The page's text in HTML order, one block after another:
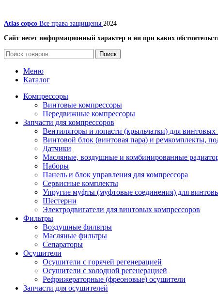
Atlas copco Все права защищены 2024
Сайт несет информационный характер и ни при каких
Поиск
Меню
Каталог
Компрессоры
Винтовые компрессоры
Передвижные компрессоры
Запчасти для компрессоров
Вентиляторы и лопасти (крыльчатки) для винтовых
Винтовой блок (винтовая пара) и ремкомплекты,
Датчики
Масляные, воздушные и комбинированные
Наборы
Панель и блок управления для компрессора
Сервисные комплекты
Упругие муфты (муфтовые соединения) для
Шестерни
Электродвигатели для винтовых компрессоров
Фильтры
Воздушные фильтры
Масляные фильтры
Сепараторы
Осушители
Осушители с горячей регенерацией
Осушители с холодной регенерацией
Рефрижераторные (фреоновые) осушители
Запчасти для осушителей